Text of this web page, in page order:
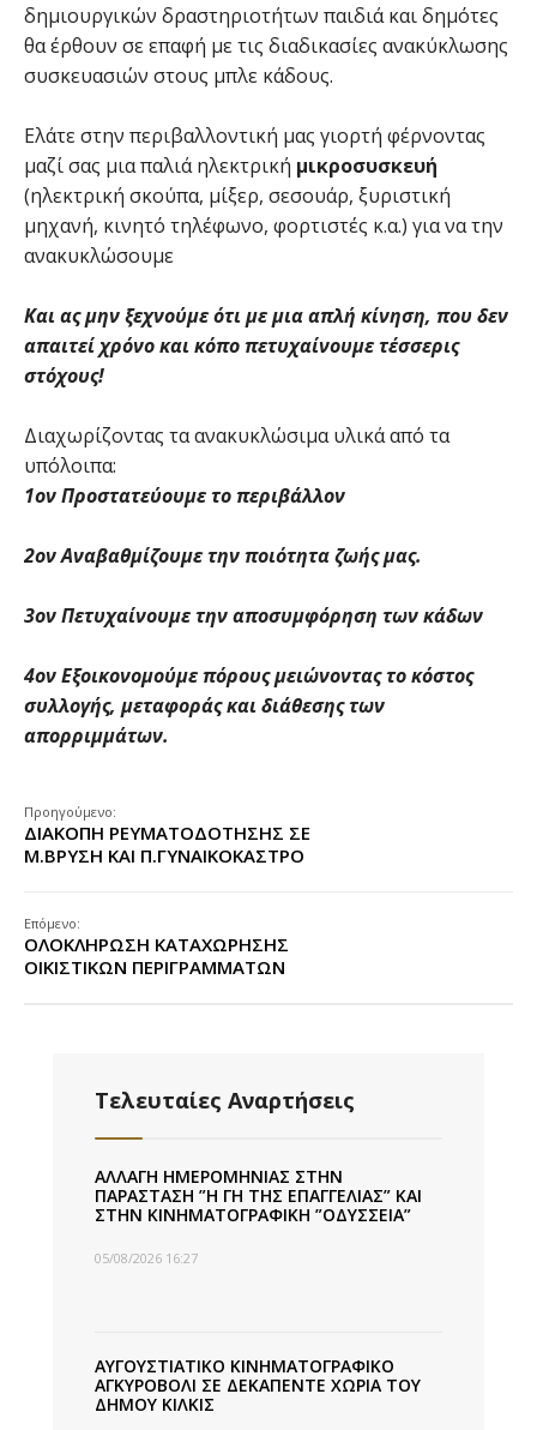
δημιουργικών δραστηριοτήτων παιδιά και δημότες
θα έρθουν σε επαφή με τις διαδικασίες ανακύκλωσης
συσκευασιών στους μπλε κάδους.
Ελάτε στην περιβαλλοντική μας γιορτή φέρνοντας
μαζί σας μια παλιά ηλεκτρική μικροσυσκευή
(ηλεκτρική σκούπα, μίξερ, σεσουάρ, ξυριστική
μηχανή, κινητό τηλέφωνο, φορτιστές κ.α.) για να την
ανακυκλώσουμε
Και ας μην ξεχνούμε ότι με μια απλή κίνηση, που δεν
απαιτεί χρόνο και κόπο πετυχαίνουμε τέσσερις
στόχους!
Διαχωρίζοντας τα ανακυκλώσιμα υλικά από τα
υπόλοιπα:
1ον Προστατεύουμε το περιβάλλον
2ον Αναβαθμίζουμε την ποιότητα ζωής μας.
3ον Πετυχαίνουμε την αποσυμφόρηση των κάδων
4ον Εξοικονομούμε πόρους μειώνοντας το κόστος
συλλογής, μεταφοράς και διάθεσης των
απορριμμάτων.
Προηγούμενο:
ΔΙΑΚΟΠΗ ΡΕΥΜΑΤΟΔΟΤΗΣΗΣ ΣΕ
Μ.ΒΡΥΣΗ ΚΑΙ Π.ΓΥΝΑΙΚΟΚΑΣΤΡΟ
Επόμενο:
ΟΛΟΚΛΗΡΩΣΗ ΚΑΤΑΧΩΡΗΣΗΣ
ΟΙΚΙΣΤΙΚΩΝ ΠΕΡΙΓΡΑΜΜΑΤΩΝ
Τελευταίες Αναρτήσεις
ΑΛΛΑΓΗ ΗΜΕΡΟΜΗΝΙΑΣ ΣΤΗΝ
ΠΑΡΑΣΤΑΣΗ ”Η ΓΗ ΤΗΣ ΕΠΑΓΓΕΛΙΑΣ” ΚΑΙ
ΣΤΗΝ ΚΙΝΗΜΑΤΟΓΡΑΦΙΚΗ ”ΟΔΥΣΣΕΙΑ”
05/08/2026 16:27
ΑΥΓΟΥΣΤΙΑΤΙΚΟ ΚΙΝΗΜΑΤΟΓΡΑΦΙΚΟ
ΑΓΚΥΡΟΒΟΛΙ ΣΕ ΔΕΚΑΠΕΝΤΕ ΧΩΡΙΑ ΤΟΥ
ΔΗΜΟΥ ΚΙΛΚΙΣ